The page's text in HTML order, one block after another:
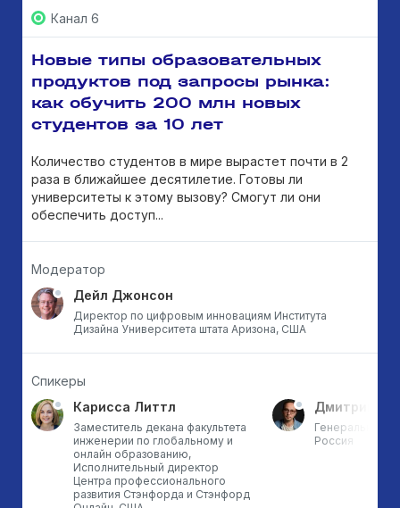
Канал 6
Новые типы образовательных
продуктов под запросы рынка:
как обучить 200 млн новых
студентов за 10 лет
Количество студентов в мире вырастет почти в 2
раза в ближайшее десятилетие. Готовы ли
университеты к этому вызову? Смогут ли они
обеспечить доступ...
Модератор
Дейл Джонсон
Директор по цифровым инновациям Института
Дизайна Университета штата Аризона, США
Спикеры
Карисса Литтл
Заместитель декана факультета
инженерии по глобальному и
онлайн образованию,
Исполнительный директор
Центра профессионального
развития Стэнфорда и Стэнфорд
Дмитрий
Генеральный
Россия